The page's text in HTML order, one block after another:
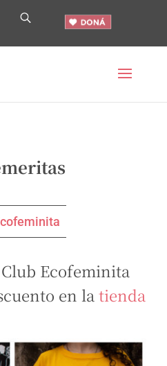
Ecofeminita
en la tienda